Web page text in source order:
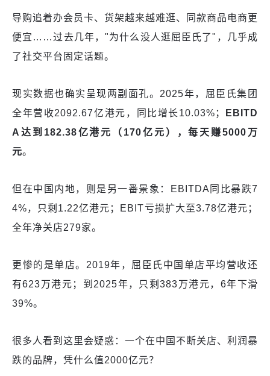
导购追着办会员卡、货架越来越难逛、同款商品电商更
便宜……过去几年，"为什么没人逛屈臣氏了"，几乎成
了社交平台固定话题。
现实数据也确实呈现两副面孔。2025年，屈臣氏集团
全年营收2092.67亿港元，同比增长10.03%；
EBITD
A达到182.38亿港元（170亿元），每天赚5000万
元。
但在中国内地，则是另一番景象：EBITDA同比暴跌7
4%，只剩1.22亿港元；EBIT亏损扩大至3.78亿港元；
全年净关店279家。
更惨的是单店。2019年，屈臣氏中国单店平均营收还
有623万港元；到2025年，只剩383万港元，6年下滑
39%。
很多人看到这里会疑惑：一个在中国不断关店、利润暴
跌的品牌，凭什么值2000亿元？